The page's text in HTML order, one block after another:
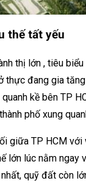
thế tất yếu
thị lớn , tiêu
thực đang gia
kề bên TP
phố xung
giữa TP HCM
lớn lúc nằm
quỹ đất còn